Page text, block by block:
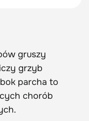
gruszy
grzyb
parcha to
chorób